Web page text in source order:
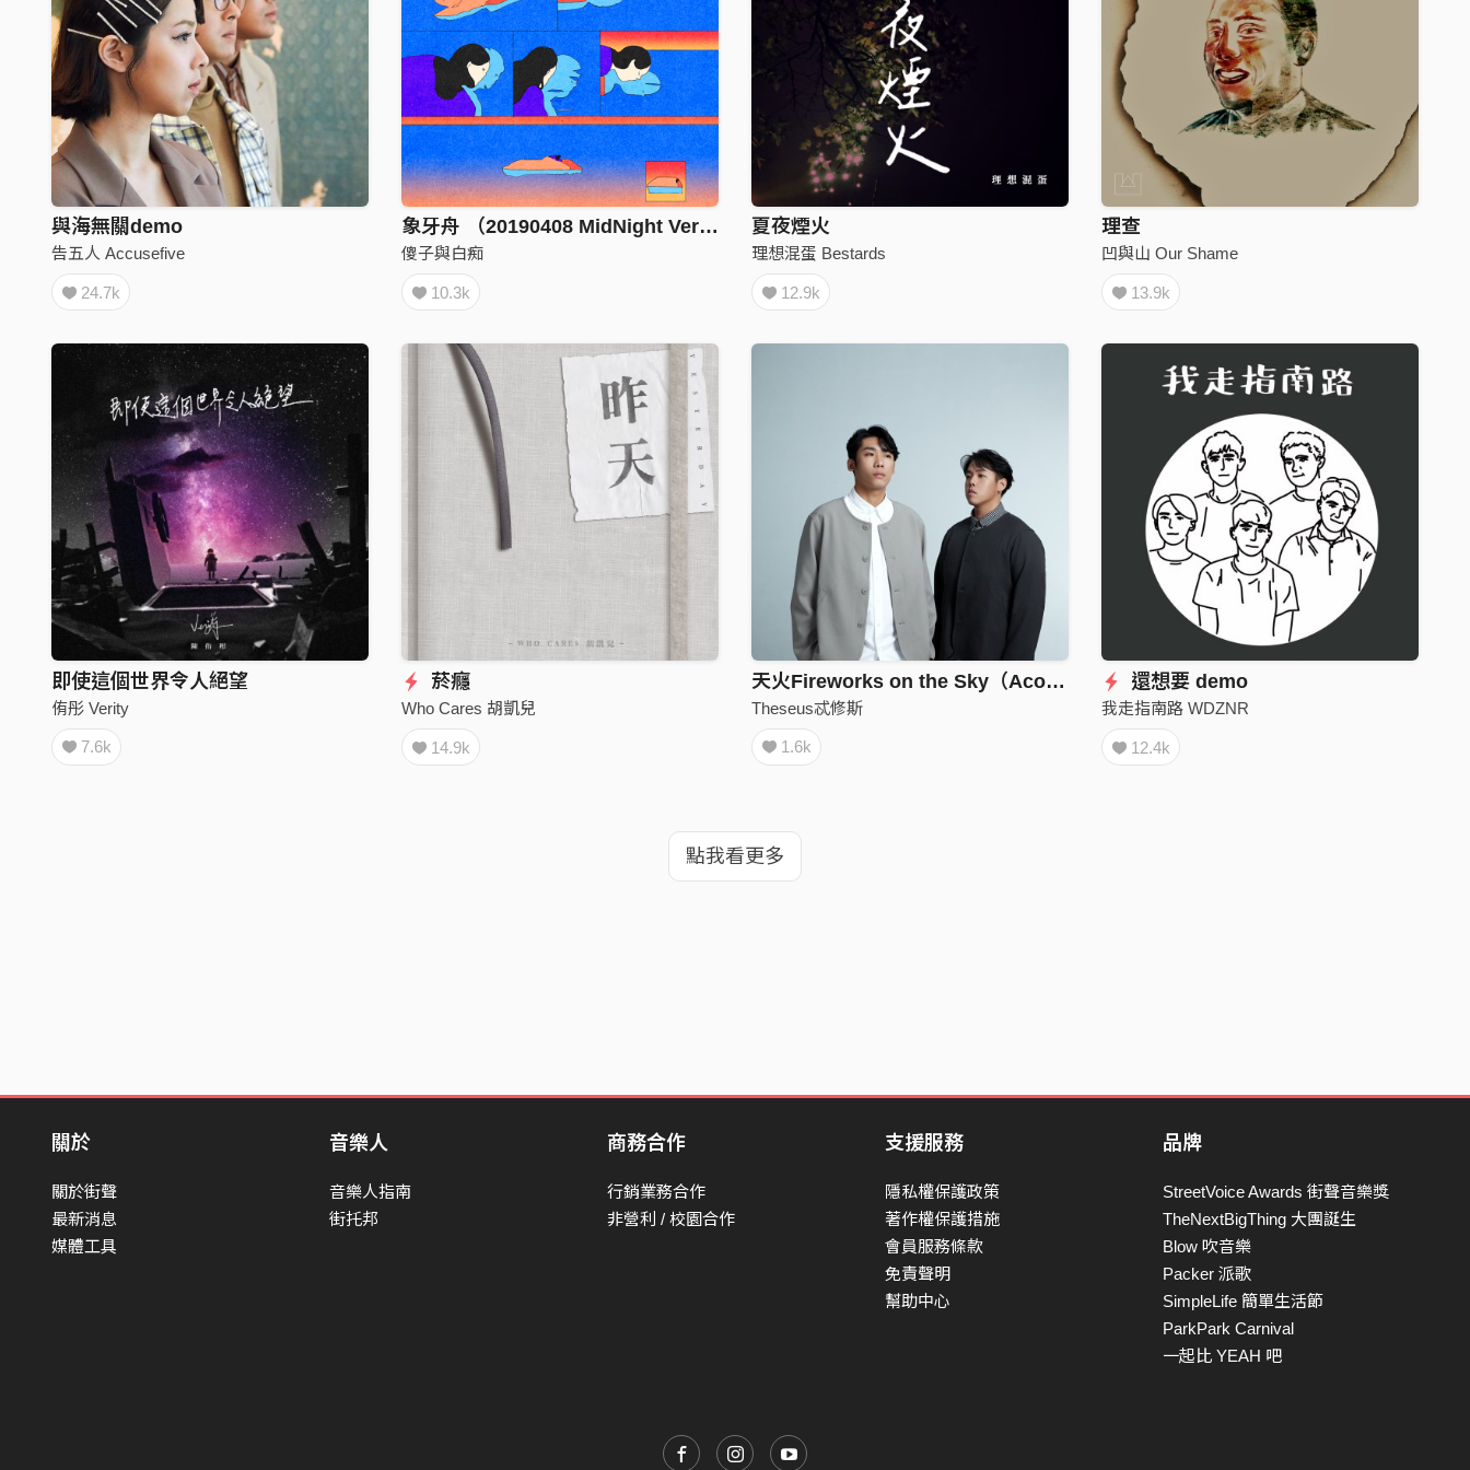
與海無關demo
告五人 Accusefive
24.7k
象牙舟 （20190408 MidNight Version)
傻子與白痴
10.3k
夏夜煙火
理想混蛋 Bestards
12.9k
理查
凹與山 Our Shame
13.9k
即使這個世界令人絕望
侑彤 Verity
7.6k
菸癮
Who Cares 胡凱兒
14.9k
天火Fireworks on the Sky（Acoustic Ver.）
Theseus忒修斯
1.6k
還想要 demo
我走指南路 WDZNR
12.4k
點我看更多
關於
關於街聲
最新消息
媒體工具
音樂人
音樂人指南
街托邦
商務合作
行銷業務合作
非營利 / 校園合作
支援服務
隱私權保護政策
著作權保護措施
會員服務條款
免責聲明
幫助中心
品牌
StreetVoice Awards 街聲音樂獎
TheNextBigThing 大團誕生
Blow 吹音樂
Packer 派歌
SimpleLife 簡單生活節
ParkPark Carnival
一起比 YEAH 吧